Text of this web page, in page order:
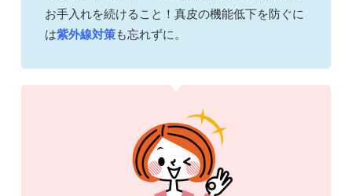
お手入れを続けること！真皮の機能低下を防ぐに
は紫外線対策も忘れずに。